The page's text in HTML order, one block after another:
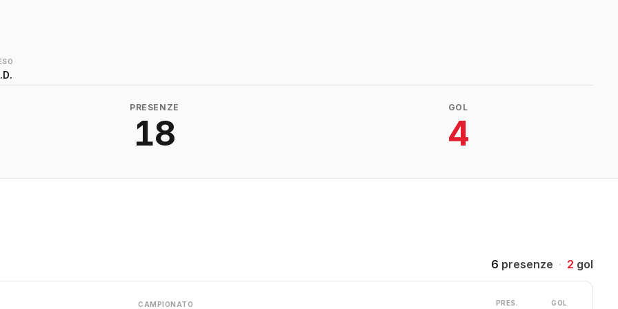
PRESENZE
18
GOL
4
6 presenze · 2 gol
CAMPIONATO PRES. GOL